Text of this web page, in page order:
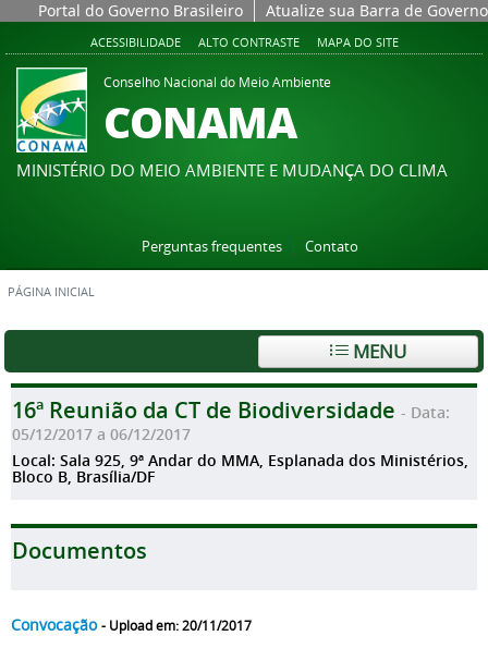
Portal do Governo Brasileiro Atualize sua Barra de Governo
ACESSIBILIDADE ALTO CONTRASTE MAPA DO SITE
Conselho Nacional do Meio Ambiente
CONAMA
MINISTÉRIO DO MEIO AMBIENTE E MUDANÇA DO CLIMA
Perguntas frequentes Contato
PÁGINA INICIAL
MENU
16ª Reunião da CT de Biodiversidade - Data:
05/12/2017 a 06/12/2017
Local: Sala 925, 9ª Andar do MMA, Esplanada dos Ministérios,
Bloco B, Brasília/DF
Documentos
Convocação - Upload em: 20/11/2017